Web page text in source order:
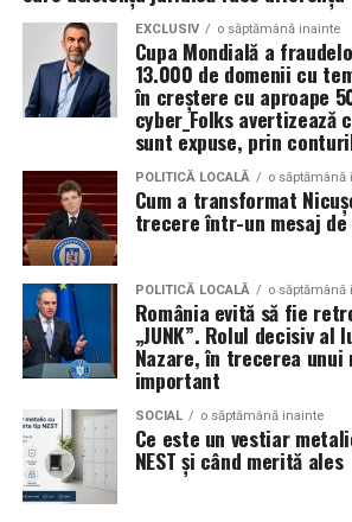
Volkswagen;
Audi;
Skoda;
Porsche;
Opel;
Ford;
Renault și altele.
Compatibilitatea exactă trebuie
în manualul vehiculului sau în
producătorului.
Este potrivit pentru motoarele diesel?
Da.
câștiga aprecierea publicului.
Aceasta nu doar că îmbunătățește
eveniment, dar poate și atrage mai
care sunt interesați de susținerea unor
Promovând un eveniment “verde”,
atrage atenția asupra angajamentului
mediului și față de responsabilitatea
Participanții vor aprecia cu siguranță
organizatorii au ales să adopte soluții
natura. De asemenea, acest lucru
creșterea reputației evenimentului și
numărului de participanți în edițiile
Confortul participanților
Deși un eveniment verde presupune
și un impact pozitiv asupra mediului,
EXCLUSIV o săptămână inainte
Cupa Mondială a
13.000 de domenii cu
în creștere cu aproape
cyber_Folks avertizează
sunt expuse, prin
POLITICĂ LOCALĂ o săptămână
Cum a transformat
trecere într-un mesaj
POLITICĂ LOCALĂ o săptămână
România evită să fie
„JUNK”. Rolul decisiv al
Nazare, în trecerea unui
important
SOCIAL o săptămână inainte
Ce este un vestiar
NEST și când merită ales